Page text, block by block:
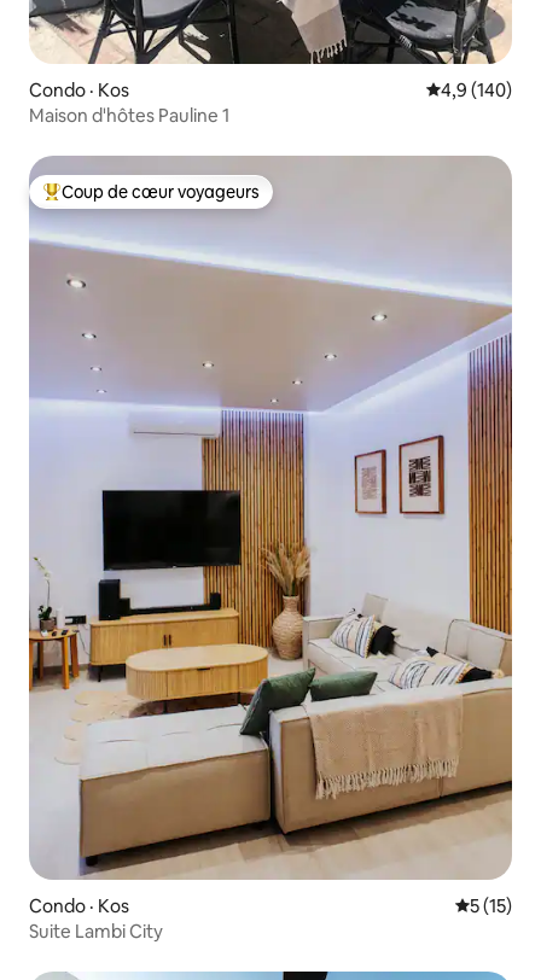
Condo · Kos Note
4,9 (140)
Maison d'hôtes Pauline 1
Coup de cœur voyageurs parmi les plus aimés
Coup de cœur voyageurs
Condo · Kos Note
5 (15)
Suite Lambi City